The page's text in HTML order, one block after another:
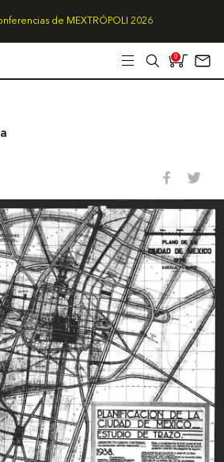
de MEXTRÓPOLI 2026
0